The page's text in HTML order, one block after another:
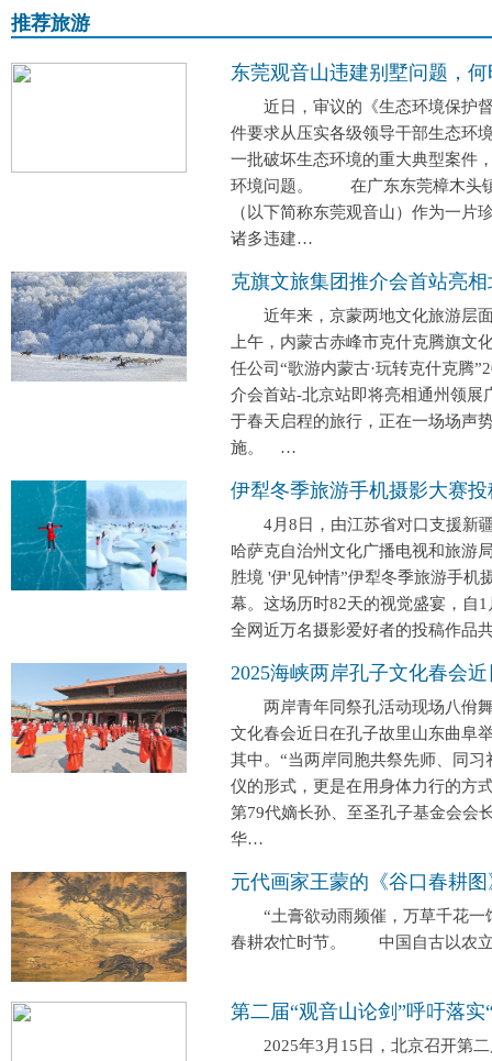
推荐旅游
东莞观音山违建别墅问题，
近日，审议的《生态环境保护督
件要求从压实各级领导干部生态环
一批破坏生态环境的重大典型案件
环境问题。 在广东东莞樟木头镇
（以下简称东莞观音山）作为一片
诸多违建…
克旗文旅集团推介会首站亮
近年来，京蒙两地文化旅游层面
上午，内蒙古赤峰市克什克腾旗文
任公司“歌游内蒙古·玩转克什克腾
介会首站-北京站即将亮相通州领展
于春天启程的旅行，正在一场场声
施。 …
伊犁冬季旅游手机摄影大赛
4月8日，由江苏省对口支援新
哈萨克自治州文化广播电视和旅游
胜境 '伊'见钟情”伊犁冬季旅游手机
幕。这场历时82天的视觉盛宴，自
全网近万名摄影爱好者的投稿作品
2025海峡两岸孔子文化春会
两岸青年同祭孔活动现场八佾
文化春会近日在孔子故里山东曲阜
其中。“当两岸同胞共祭先师、同
仪的形式，更是在用身体力行的方
第79代嫡长孙、至圣孔子基金会
华…
元代画家王蒙的《谷口春耕
“土膏欲动雨频催，万草千花一
春耕农忙时节。 中国自古以农
第二届“观音山论剑”呼吁落实
2025年3月15日，北京召开第